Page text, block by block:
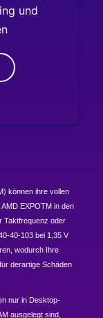
und
können ihre vollen
EXPOTM in den
Taktfrequenz oder
40-103 bei 1,35 V
wodurch Ihre
derartige Schäden
nur in Desktop-
ausgelegt sind,